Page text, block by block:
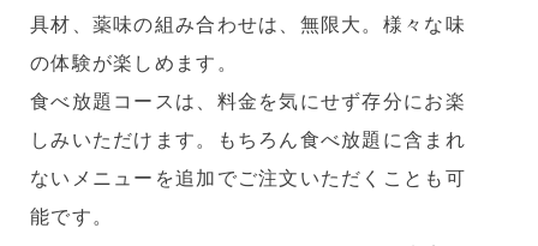
具材、薬味の組み合わせは、無限大。様々な味
の体験が楽しめます。
食べ放題コースは、料金を気にせず存分にお楽
しみいただけます。もちろん食べ放題に含まれ
ないメニューを追加でご注文いただくことも可
能です。